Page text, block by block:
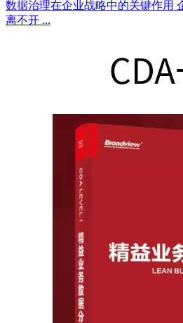
数据治理在企业战略中的关键作用
离不开 ...